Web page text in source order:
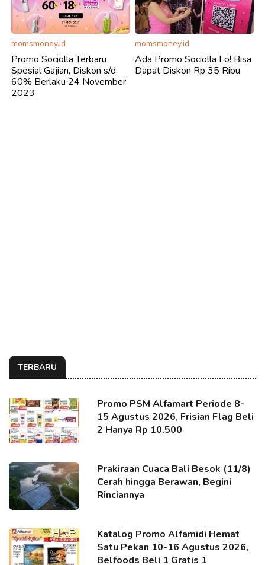
momsmoney.id
Promo Sociolla Terbaru
Spesial Gajian, Diskon s/d
60% Berlaku 24 November
2023
momsmoney.id
Ada Promo Sociolla Lo! Bisa
Dapat Diskon Rp 35 Ribu
TERBARU
Promo PSM Alfamart Periode 8-
15 Agustus 2026, Frisian Flag Beli
2 Hanya Rp 10.500
Prakiraan Cuaca Bali Besok (11/8)
Cerah hingga Berawan, Begini
Rinciannya
Katalog Promo Alfamidi Hemat
Satu Pekan 10-16 Agustus 2026,
Belfoods Beli 1 Gratis 1